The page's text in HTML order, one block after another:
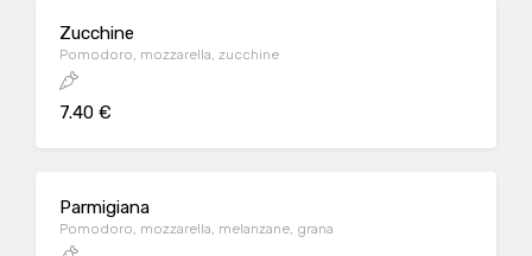
Zucchine
Pomodoro, mozzarella, zucchine
7.40 €
Parmigiana
Pomodoro, mozzarella, melanzane, grana